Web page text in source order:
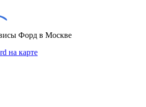
Форд в Москве
на карте